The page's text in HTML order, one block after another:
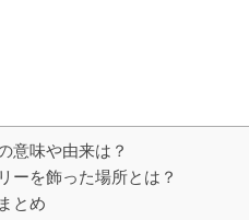
意味や由来は？
ーを飾った場所とは？
とめ